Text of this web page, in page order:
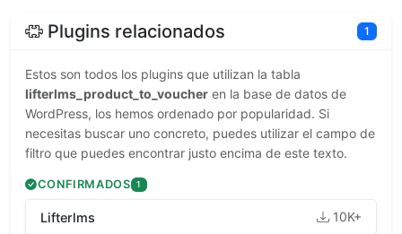
Plugins relacionados 1
Estos son todos los plugins que utilizan la tabla
lifterlms_product_to_voucher en la base de datos de
WordPress, los hemos ordenado por popularidad. Si
necesitas buscar uno concreto, puedes utilizar el campo de
filtro que puedes encontrar justo encima de este texto.
CONFIRMADOS 1
Lifterlms 10K+